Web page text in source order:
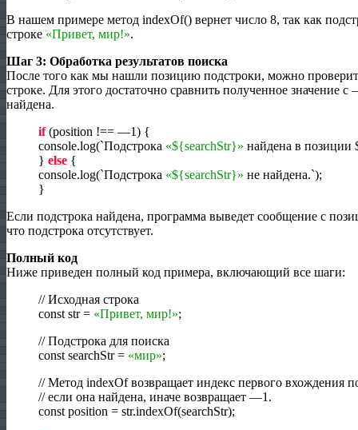
В нашем примере метод indexOf() вернет число 8, так как
строке «Привет, мир!».
Шаг 3: Обработка результатов поиска
После того как мы нашли позицию подстроки, можно
строке. Для этого достаточно сравнить полученное значение с
найдена.
if (position !== —1) {
console.log(`Подстрока «${searchStr}» найдена в позиции
} else {
console.log(`Подстрока «${searchStr}» не найдена.`);
}
Если подстрока найдена, программа выведет сообщение с
что подстрока отсутствует.
Полный код
Ниже приведен полный код примера, включающий все шаги:
//Исходная строка
const str= «Привет, мир!»;
//Подстрока для поиска
const searchStr= «мир»;
//Метод indexOf возвращает индекс первого вхождения
//если она найдена, иначе возвращает —1 .
const position = str.indexOf(searchStr);